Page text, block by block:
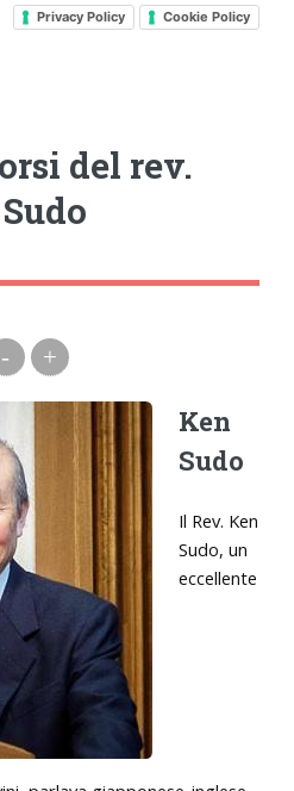
Privacy Policy Cookie Policy
del rev.
- +
Ken
Sudo
Il Rev. Ken
Sudo, un
eccellente